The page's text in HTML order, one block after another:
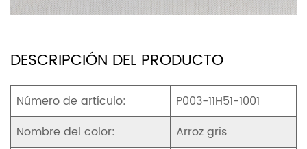
DESCRIPCIÓN DEL PRODUCTO
Número de artículo:
P003-11H51-1001
Nombre del color:
Arroz gris